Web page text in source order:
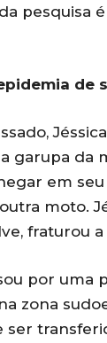
pesquisa
de
garupa
em
moto.
fraturou
por
zona
ser